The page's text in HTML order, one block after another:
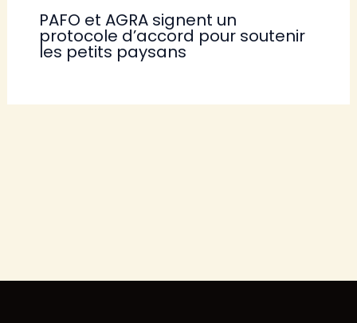
PAFO et AGRA signent un
protocole d’accord pour soutenir
les petits paysans